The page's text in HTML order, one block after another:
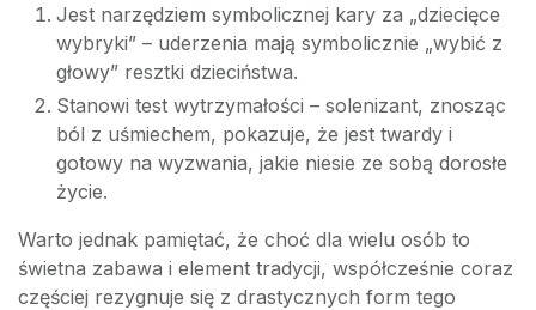
Jest narzędziem symbolicznej kary za „dziecięce
wybryki” – uderzenia mają symbolicznie „wybić z
głowy” resztki dzieciństwa.
Stanowi test wytrzymałości – solenizant, znosząc
ból z uśmiechem, pokazuje, że jest twardy i
gotowy na wyzwania, jakie niesie ze sobą dorosłe
życie.
Warto jednak pamiętać, że choć dla wielu osób to
świetna zabawa i element tradycji, współcześnie coraz
częściej rezygnuje się z drastycznych form tego